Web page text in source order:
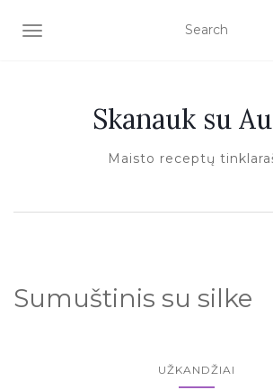
TOGGLE NAVIGATION
Skanauk su
Maisto receptų
Sumuštinis su silke
UŽKANDŽIAI